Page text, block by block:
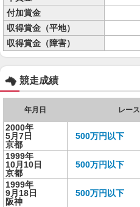
付加賞金
収得賞金（平地）
収得賞金（障害）
競走成績
年月日 レース
2000年
5月7日
京都
500万円以下
1999年
10月10日
京都
500万円以下
1999年
9月18日
阪神
500万円以下